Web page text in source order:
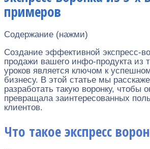
примеров
Содержание (нажми)
Создание эффективной экспресс-
продажи вашего инфо-продукта из
уроков является ключом к
бизнесу. В этой статье мы
разработать такую воронку, чтобы
превращала заинтересованных
клиентов.
Что такое экспресс